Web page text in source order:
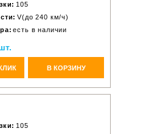
105
V(до 240 км/ч)
есть в наличии
В КОРЗИНУ
105